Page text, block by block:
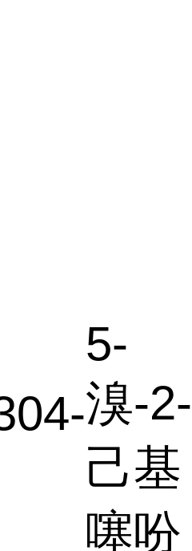
5-
溴-2-
己基
噻吩